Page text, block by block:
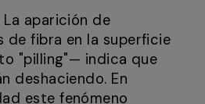
La aparición de
de fibra en la superficie
"pilling"— indica que
deshaciendo. En
este fenómeno